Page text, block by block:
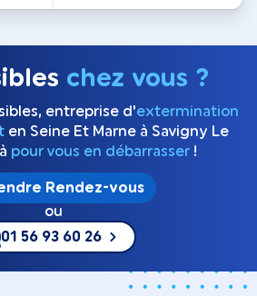
chez vous ?
entreprise d'extermination
en Seine Et Marne à Savigny Le
pour vous en débarrasser!
Rendez-vous
ou
01 56 93 60 26